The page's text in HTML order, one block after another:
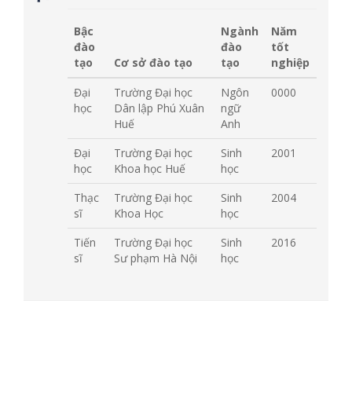
Bậc
đào
tạo
Cơ sở đào tạo
Ngành
đào
tạo
Năm
tốt
nghiệp
Đại
học
Trường Đại học
Dân lập Phú Xuân
Huế
Ngôn
ngữ
Anh
0000
Đại
học
Trường Đại học
Khoa học Huế
Sinh
học
2001
Thạc
sĩ
Trường Đại học
Khoa Học
Sinh
học
2004
Tiến
sĩ
Trường Đại học
Sư phạm Hà Nội
Sinh
học
2016